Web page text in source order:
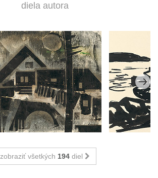
diela autora
zobraziť všetkých 194 diel